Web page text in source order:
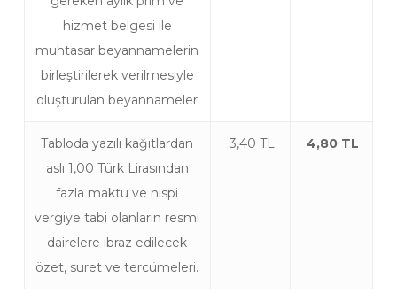
hizmet belgesi ile
muhtasar beyannamelerin
birleştirilerek verilmesiyle
oluşturulan beyannameler
Tabloda yazılı kağıtlardan
aslı 1,00 Türk Lirasından
fazla maktu ve nispi
vergiye tabi olanların resmi
dairelere ibraz edilecek
özet, suret ve tercümeleri.
3,40 TL 4,80 TL